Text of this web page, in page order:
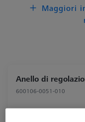
Maggiori
Anello di
600106-0051-010